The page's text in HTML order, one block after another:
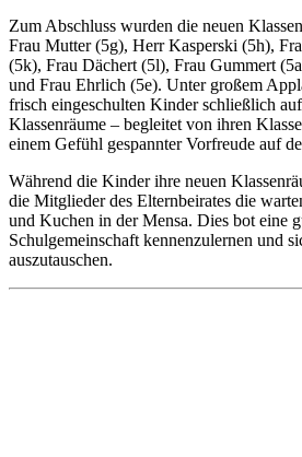
Zum Abschluss wurden die neuen
Frau Mutter (5g), Herr Kasperski (5h),
(5k), Frau Dächert (5l), Frau Gummert
und Frau Ehrlich (5e). Unter großem
frisch eingeschulten Kinder schließlich
Klassenräume – begleitet von ihren
einem Gefühl gespannter Vorfreude auf
Während die Kinder ihre neuen
die Mitglieder des Elternbeirates die
und Kuchen in der Mensa. Dies bot eine
Schulgemeinschaft kennenzulernen und
auszutauschen.